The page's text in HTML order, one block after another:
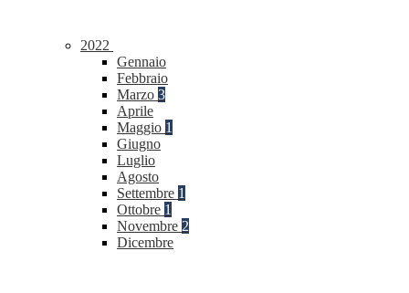
2022
Gennaio
Febbraio
Marzo 3
Aprile
Maggio 1
Giugno
Luglio
Agosto
Settembre 1
Ottobre 1
Novembre 2
Dicembre